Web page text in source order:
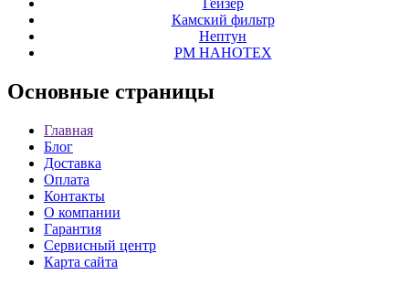
Гейзер
Камский фильтр
Нептун
РМ НАНОТЕХ
Основные страницы
Главная
Блог
Доставка
Оплата
Контакты
О компании
Гарантия
Сервисный центр
Карта сайта